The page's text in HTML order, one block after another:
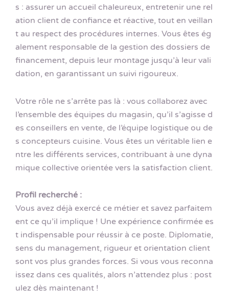
s : assurer un accueil chaleureux, entretenir une rel
ation client de confiance et réactive, tout en veillan
t au respect des procédures internes. Vous êtes ég
alement responsable de la gestion des dossiers de
financement, depuis leur montage jusqu’à leur vali
dation, en garantissant un suivi rigoureux.
Votre rôle ne s’arrête pas là : vous collaborez avec
l’ensemble des équipes du magasin, qu’il s’agisse d
es conseillers en vente, de l’équipe logistique ou de
s concepteurs cuisine. Vous êtes un véritable lien e
ntre les différents services, contribuant à une dyna
mique collective orientée vers la satisfaction client.
Profil recherché :
Vous avez déjà exercé ce métier et savez parfaitem
ent ce qu’il implique ! Une expérience confirmée es
t indispensable pour réussir à ce poste. Diplomatie,
sens du management, rigueur et orientation client
sont vos plus grandes forces. Si vous vous reconna
issez dans ces qualités, alors n’attendez plus : post
ulez dès maintenant !